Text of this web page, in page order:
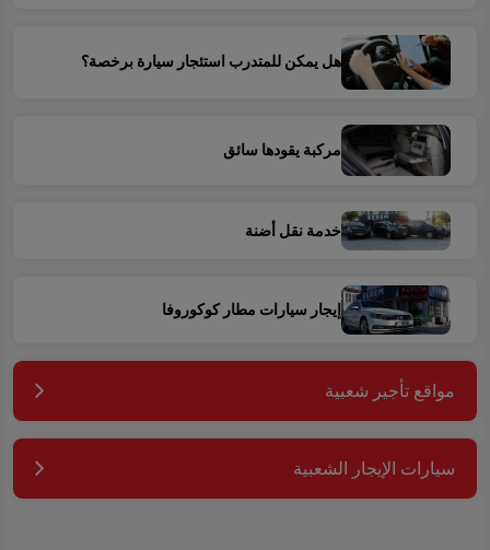
هل يمكن للمتدرب استئجار سيارة برخصة؟
مركبة يقودها سائق
خدمة نقل أضنة
إيجار سيارات مطار كوكوروفا
مواقع تأجير شعبية
سيارات الإيجار الشعبية